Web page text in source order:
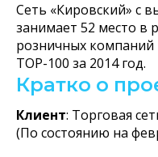
Сеть «Кировский» с
занимает 52 место в
розничных компаний
TOP-100 за 2014 год.
Кратко о
Клиент: Торговая
(По состоянию на